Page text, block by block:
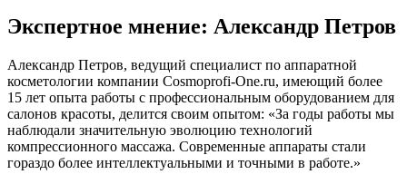
Экспертное мнение: Александр Петров
Александр Петров, ведущий специалист по аппаратной
косметологии компании Cosmoprofi-One.ru, имеющий более
15 лет опыта работы с профессиональным оборудованием для
салонов красоты, делится своим опытом: «За годы работы мы
наблюдали значительную эволюцию технологий
компрессионного массажа. Современные аппараты стали
гораздо более интеллектуальными и точными в работе.»